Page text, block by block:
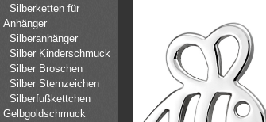
Silberketten für
Anhänger
Silberanhänger
Silber Kinderschmuck
Silber Broschen
Silber Sternzeichen
Silberfußkettchen
Gelbgoldschmuck